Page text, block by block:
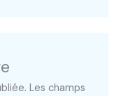
Les champs